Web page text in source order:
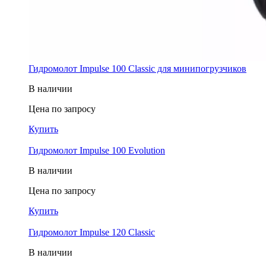
Гидромолот Impulse 100 Classic для минипогрузчиков
В наличии
Цена по запросу
Купить
Гидромолот Impulse 100 Evolution
В наличии
Цена по запросу
Купить
Гидромолот Impulse 120 Classic
В наличии